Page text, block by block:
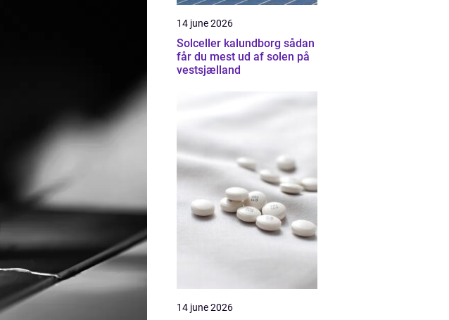
14 june 2026
Solceller kalundborg sådan
får du mest ud af solen på
vestsjælland
14 june 2026